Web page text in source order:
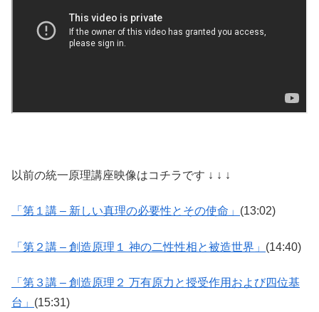
以前の統一原理講座映像はコチラです ↓ ↓ ↓
「第１講 – 新しい真理の必要性とその使命」 (13:02)
「第２講 – 創造原理１ 神の二性性相と被造世界」 (14:40)
「第３講 – 創造原理２ 万有原力と授受作用および四位基
台」 (15:31)